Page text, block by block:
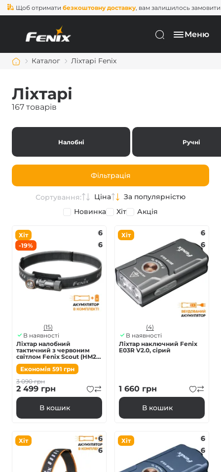
отриматибезкоштовну доставку, вам залишилось замовити ще на
Меню
Каталог Ліхтарі Fenix
Ліхтарі
167 товарів
Налобні Ручні
Фільтрація
Сортування: Ціна
За популярністю
Новинка
Хіт Акція
Хіт
-19%
6
6
(15)
В наявності
Ліхтар налобний
тактичний з червоним
світлом Fenix Scout (HM23
V2.0) | Лімітована серія
Економія 591 грн
3 090грн
2 499 грн
В кошик
Хіт
6
6
(4)
В наявності
Ліхтар наключний Fenix
E03R V2.0, сірий
1 660 грн
В кошик
Хіт
6
6
Хіт
6
6